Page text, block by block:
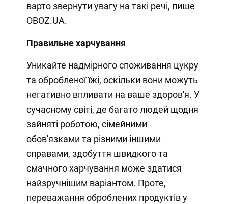
варто звернути увагу на такі речі, пише
OBOZ.UA.
Правильне харчування
Уникайте надмірного споживання цукру
та обробленої їжі, оскільки вони можуть
негативно впливати на ваше здоров'я. У
сучасному світі, де багато людей щодня
зайняті роботою, сімейними
обов'язками та різними іншими
справами, здобуття швидкого та
смачного харчування може здатися
найзручнішим варіантом. Проте,
переважання оброблених продуктів у